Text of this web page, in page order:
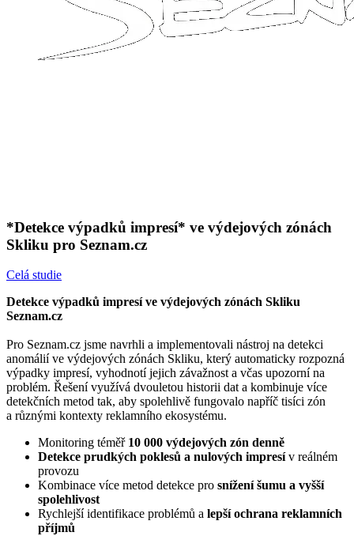
*Detekce výpadků impresí* ve výdejových zónách
Skliku pro Seznam.cz
Celá studie
Detekce výpadků impresí ve výdejových zónách Skliku
Seznam.cz
Pro Seznam.cz jsme navrhli a implementovali nástroj na detekci
anomálií ve výdejových zónách Skliku, který automaticky rozpozná
výpadky impresí, vyhodnotí jejich závažnost a včas upozorní na
problém. Řešení využívá dvouletou historii dat a kombinuje více
detekčních metod tak, aby spolehlivě fungovalo napříč tisíci zón
a různými kontexty reklamního ekosystému.
Monitoring téměř 10 000 výdejových zón denně
Detekce prudkých poklesů a nulových impresív reálném
provozu
Kombinace více metod detekce pro snížení šumu a vyšší
spolehlivost
Rychlejší identifikace problémů a lepší ochrana reklamních
příjmů